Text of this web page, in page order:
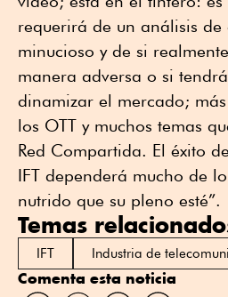
requerirá de un análisis de
minucioso y de si
manera adversa o si
dinamizar el mercado;
los OTT y muchos temas
Red Compartida. El éxito
IFT dependerá mucho de
nutrido que su pleno esté”.
Temas
IFT Industria de
Comenta esta noticia